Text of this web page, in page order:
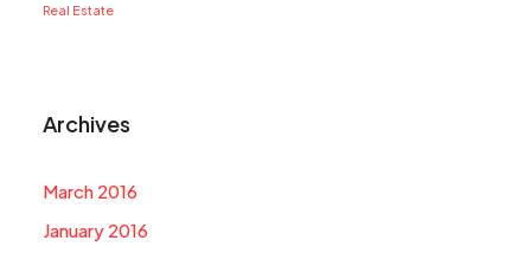
Real Estate
Archives
March 2016
January 2016